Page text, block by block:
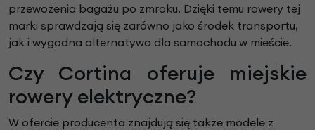
przewożenia bagażu po zmroku. Dzięki temu rowery tej
marki sprawdzają się zarówno jako środek transportu,
jak i wygodna alternatywa dla samochodu w mieście.
Czy Cortina oferuje miejskie
rowery elektryczne?
W ofercie producenta znajdują się także modele z